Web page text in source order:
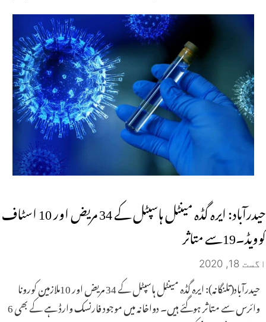
حیدرآباد: ایرہ گڈہ مینٹل ہاسپٹل کے 34 مریض اور 10 اسٹاف
کوویڈ۔19سے متاثر
اگست 18, 2020
حیدرآباد(تلنگانہ): ایرہ گڈہ مینٹل ہاسپٹل کے 34 مریض اور 10ملازمین کورونا
وائرس سے متاثر ہوگئے ہیں۔ دواخانہ میں موجود فارنسک وارڈ ہے کے بھی 6